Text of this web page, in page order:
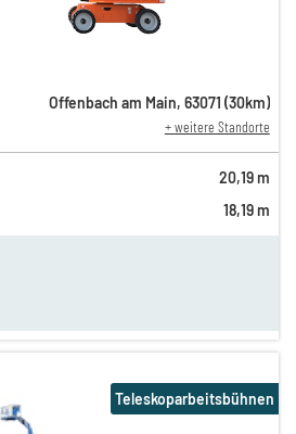
Offenbach am Main, 63071 (30km)
+ weitere Standorte
20,19 m
18,19 m
Teleskoparbeitsbühnen